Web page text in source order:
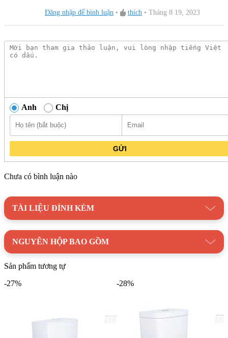
Đăng nhập để bình luận • thích • Tháng 8 19, 2023
Anh Chị
GỬI
Chưa có bình luận nào
TÀI LIỆU ĐÍNH KÈM
NGUYÊN HỘP BAO GỒM
Sản phẩm tương tự
-27%
-28%